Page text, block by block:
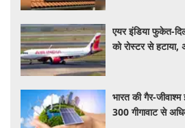
एयर इंडिया फुकेत-
को रोस्टर से हटाया,
भारत की गैर-
300 गीगावाट से